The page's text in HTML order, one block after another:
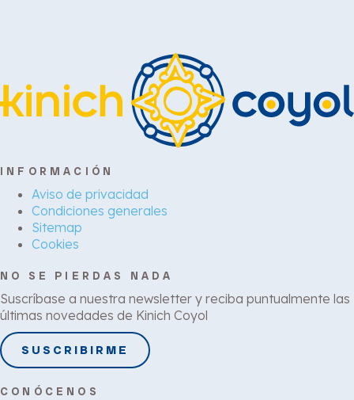
INFORMACIÓN
Aviso de privacidad
Condiciones generales
Sitemap
Cookies
NO SE PIERDAS NADA
Suscríbase a nuestra newsletter y reciba puntualmente las
últimas novedades de Kinich Coyol
SUSCRIBIRME
CONÓCENOS